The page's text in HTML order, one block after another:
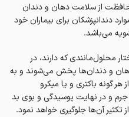
از سلامت دهان و دندان
دندانپزشکان برای بیماران خود
می‌باشد‌.
محلول‌مانندی که دارند، در
و دندان‌ها پخش می‌شوند و به
گونه باکتری‌ و یا میکرو
جرم و در نهایت پوسیدگی و بوی بد
آن‌ها جلوگیری خواهد نمود.